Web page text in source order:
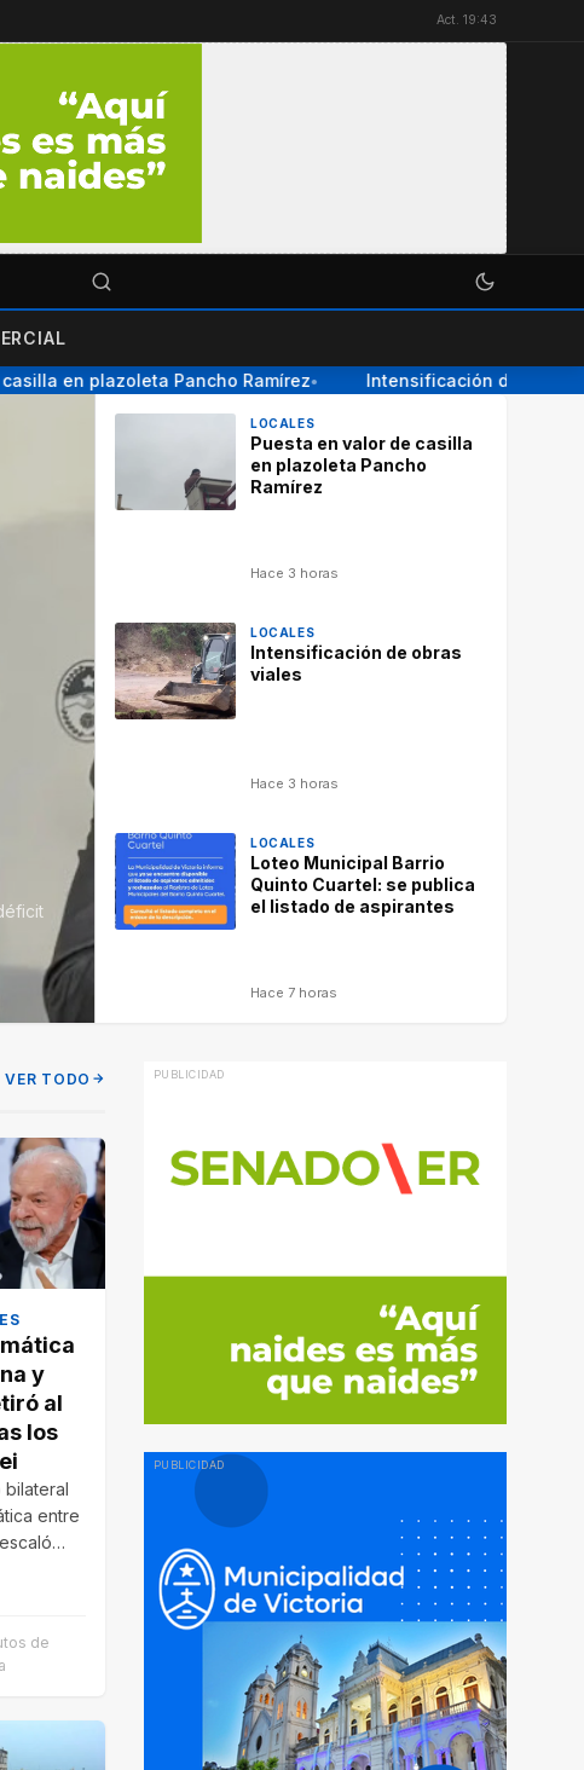
Act. 19:43
en plazoleta Pancho Ramírez● Intensificación de obras
LOCALES
Puesta en valor de casilla
en plazoleta Pancho
Ramírez
Hace 3 horas
LOCALES
Intensificación de obras
viales
Hace 3 horas
LOCALES
Loteo Municipal Barrio
Quinto Cuartel: se publica
el listado de aspirantes
Hace 7 horas
VER TODO
y
al
los
bilateral
entre
de